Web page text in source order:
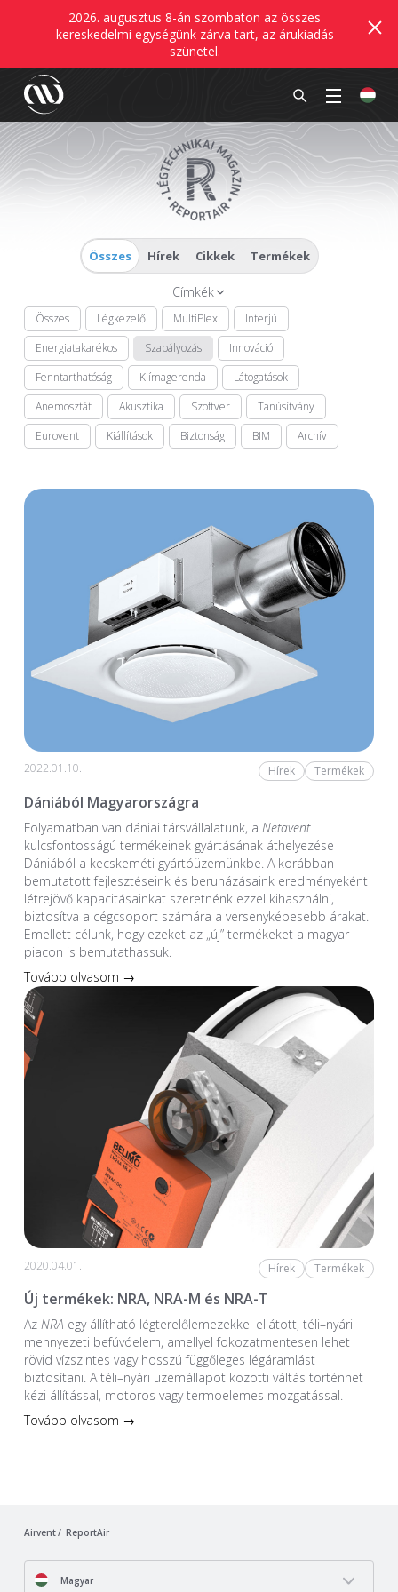
2026. augusztus 8-án szombaton az összes
kereskedelmi egységünk zárva tart, az árukiadás
szünetel.
Összes Hírek Cikkek Termékek
Címkék
Összes Légkezelő MultiPlex
Interjú
Energiatakarékos
Szabályozás
Innováció
Fenntarthatóság
Klímagerenda
Látogatások
Anemosztát
Akusztika Szoftver
Tanúsítvány
Eurovent
Kiállítások Biztonság BIM Archív
2022.01.10. Hírek Termékek
Dániából Magyarországra
Folyamatban van dániai társvállalatunk, a Netavent
kulcsfontosságú termékeinek gyártásának áthelyezése
Dániából a kecskeméti gyártóüzemünkbe. A korábban
bemutatott fejlesztéseink és beruházásaink eredményeként
létrejövő kapacitásainkat szeretnénk ezzel kihasználni,
biztosítva a cégcsoport számára a versenyképesebb árakat.
Emellett célunk, hogy ezeket az „új” termékeket a magyar
piacon is bemutathassuk.
Tovább olvasom →
2020.04.01. Hírek Termékek
Új termékek: NRA, NRA-M és NRA-T
Az NRA egy állítható légterelőlemezekkel ellátott, téli–nyári
mennyezeti befúvóelem, amellyel fokozatmentesen lehet
rövid vízszintes vagy hosszú függőleges légáramlást
biztosítani. A téli–nyári üzemállapot közötti váltás történhet
kézi állítással, motoros vagy termoelemes mozgatással.
Tovább olvasom →
Airvent ReportAir
Magyar